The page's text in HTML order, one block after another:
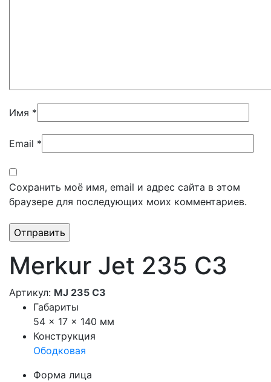
Имя *
Email *
Сохранить моё имя, email и адрес сайта в этом
браузере для последующих моих комментариев.
Merkur Jet 235 C3
Артикул: MJ 235 C3
Габариты
54 × 17 × 140 мм
Конструкция
Ободковая
Форма лица